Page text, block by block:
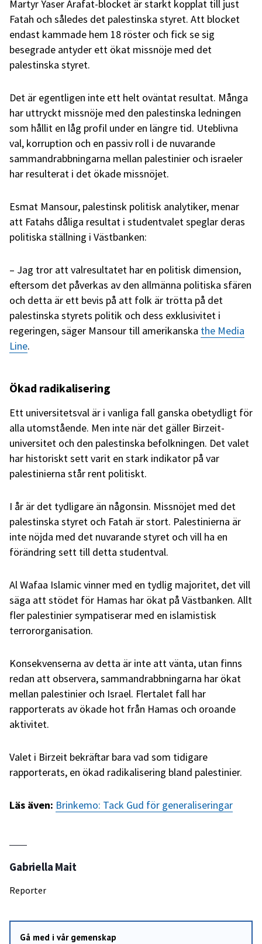
Martyr Yaser Arafat-blocket är starkt kopplat till just
Fatah och således det palestinska styret. Att blocket
endast kammade hem 18 röster och fick se sig
besegrade antyder ett ökat missnöje med det
palestinska styret.
Det är egentligen inte ett helt oväntat resultat. Många
har uttryckt missnöje med den palestinska ledningen
som hållit en låg profil under en längre tid. Uteblivna
val, korruption och en passiv roll i de nuvarande
sammandrabbningarna mellan palestinier och israeler
har resulterat i det ökade missnöjet.
Esmat Mansour, palestinsk politisk analytiker, menar
att Fatahs dåliga resultat i studentvalet speglar deras
politiska ställning i Västbanken:
– Jag tror att valresultatet har en politisk dimension,
eftersom det påverkas av den allmänna politiska sfären
och detta är ett bevis på att folk är trötta på det
palestinska styrets politik och dess exklusivitet i
regeringen, säger Mansour till amerikanska the Media
Line.
Ökad radikalisering
Ett universitetsval är i vanliga fall ganska obetydligt för
alla utomstående. Men inte när det gäller Birzeit-
universitet och den palestinska befolkningen. Det valet
har historiskt sett varit en stark indikator på var
palestinierna står rent politiskt.
I år är det tydligare än någonsin. Missnöjet med det
palestinska styret och Fatah är stort. Palestinierna är
inte nöjda med det nuvarande styret och vill ha en
förändring sett till detta studentval.
Al Wafaa Islamic vinner med en tydlig majoritet, det vill
säga att stödet för Hamas har ökat på Västbanken. Allt
fler palestinier sympatiserar med en islamistisk
terrororganisation.
Konsekvenserna av detta är inte att vänta, utan finns
redan att observera, sammandrabbningarna har ökat
mellan palestinier och Israel. Flertalet fall har
rapporterats av ökade hot från Hamas och oroande
aktivitet.
Valet i Birzeit bekräftar bara vad som tidigare
rapporterats, en ökad radikalisering bland palestinier.
Läs även: Brinkemo: Tack Gud för generaliseringar
Gabriella Mait
Reporter
Gå med i vår gemenskap